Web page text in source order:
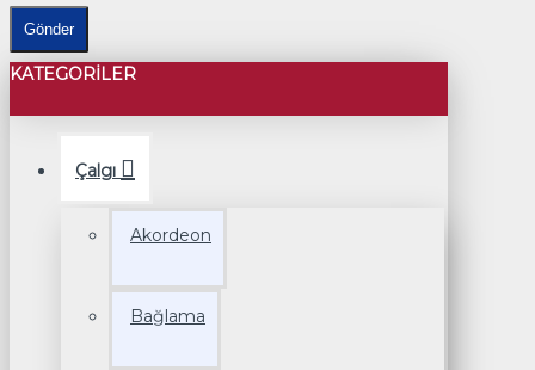
Gönder
KATEGORILER
Çalgı
Akordeon
Bağlama